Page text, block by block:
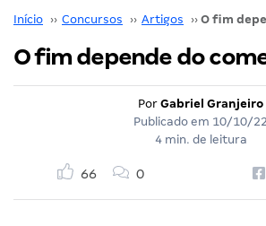
Início ›› Concursos ›› Artigos ››
O fim depende do
Por Gabriel Granjeiro
Publicado em 10/10/22
4 min. de leitura
66 0